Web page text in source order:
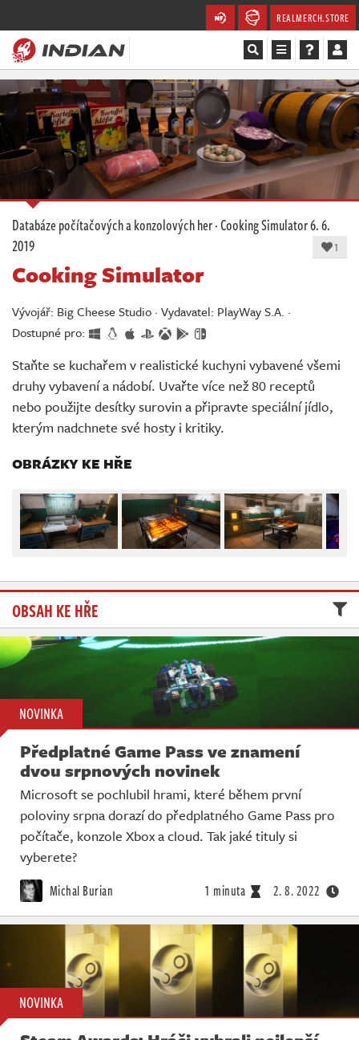
REALMERCH.STORE
Magazín
Recenze
Videa
Soutěže
Databáze
Komunita
Redakce
Živě
Databáze počítačových a konzolových her·Cooking Simulator6. 6.
2019
1
Cooking Simulator
Vývojář: Big Cheese Studio · Vydavatel: PlayWay S.A. ·
Dostupné pro:
Staňte se kuchařem v realistické kuchyni vybavené všemi
druhy vybavení a nádobí. Uvařte více než 80 receptů
nebo použijte desítky surovin a připravte speciální jídlo,
kterým nadchnete své hosty i kritiky.
OBRÁZKY KE HŘE
OBSAH KE HŘE
NOVINKA
Předplatné Game Pass ve znamení
dvou srpnových novinek
Microsoft se pochlubil hrami, které během první
poloviny srpna dorazí do předplatného Game Pass pro
počítače, konzole Xbox a cloud. Tak jaké tituly si
vyberete?
Michal Burian 1 minuta 2. 8. 2022
NOVINKA